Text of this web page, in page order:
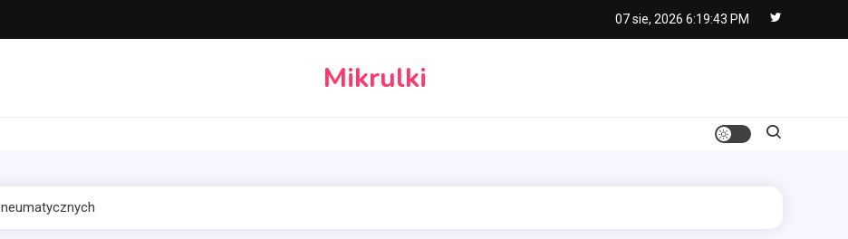
07 sie, 2026 6:19:44 PM
Mikrulki